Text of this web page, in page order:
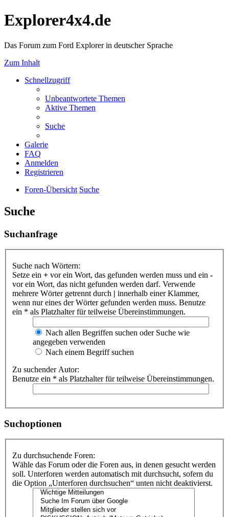
Explorer4x4.de
Das Forum zum Ford Explorer in deutscher Sprache
Zum Inhalt
Schnellzugriff
Unbeantwortete Themen
Aktive Themen
Suche
Galerie
FAQ
Anmelden
Registrieren
Foren-Übersicht Suche
Suche
Suchanfrage
Suche nach Wörtern:
Setze ein + vor ein Wort, das gefunden werden muss und ein -
vor ein Wort, das nicht gefunden werden darf. Verwende
mehrere Wörter getrennt durch | innerhalb einer Klammer,
wenn nur eines der Wörter gefunden werden muss. Benutze
ein * als Platzhalter für teilweise Übereinstimmungen.
Nach allen Begriffen suchen oder Suche wie
angegeben verwenden
Nach einem Begriff suchen
Zu suchender Autor:
Benutze ein * als Platzhalter für teilweise Übereinstimmungen.
Suchoptionen
Zu durchsuchende Foren:
Wähle das Forum oder die Foren aus, in denen gesucht werden
soll. Unterforen werden automatisch mit durchsucht, sofern du
die Option „Unterforen durchsuchen“ unten nicht deaktivierst.